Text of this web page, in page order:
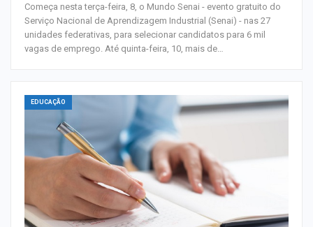
Começa nesta terça-feira, 8, o Mundo Senai - evento gratuito do
Serviço Nacional de Aprendizagem Industrial (Senai) - nas 27
unidades federativas, para selecionar candidatos para 6 mil
vagas de emprego. Até quinta-feira, 10, mais de…
EDUCAÇÃO